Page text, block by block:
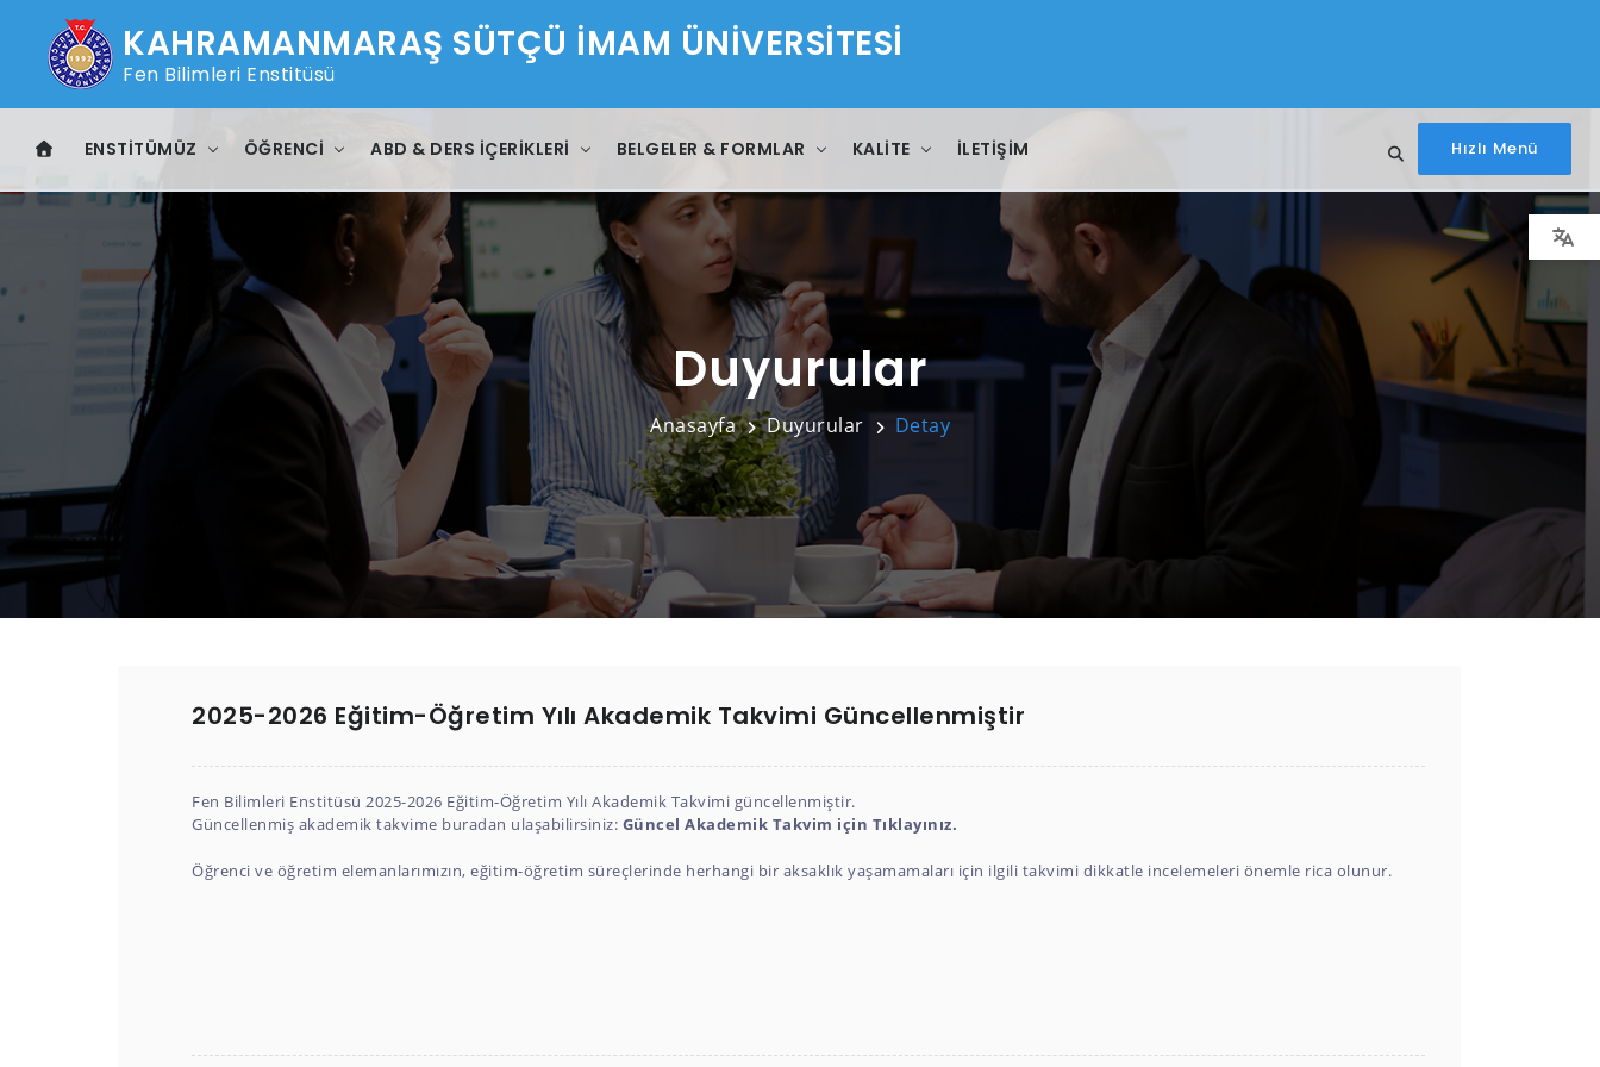
KAHRAMANMARAŞ SÜTÇÜ İMAM ÜNİVERSİTESİ
Fen Bilimleri Enstitüsü
ENSTITÜMÜZ ÖĞRENCI ABD & DERS İÇERIKLERI BELGELER & FORMLAR KALITE İLETIŞIM Hızlı Menü
Duyurular
Anasayfa Duyurular Detay
2025-2026 Eğitim-Öğretim Yılı Akademik Takvimi Güncellenmiştir
Fen Bilimleri Enstitüsü 2025-2026 Eğitim-Öğretim Yılı Akademik Takvimi güncellenmiştir.
Güncellenmiş akademik takvime buradan ulaşabilirsiniz: Güncel Akademik Takvim için Tıklayınız.
Öğrenci ve öğretim elemanlarımızın, eğitim-öğretim süreçlerinde herhangi bir aksaklık yaşamamaları için ilgili takvimi dikkatle incelemeleri önemle rica olunur.